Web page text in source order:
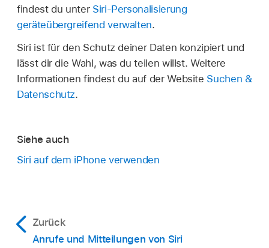
findest du unter Siri-Personalisierung
geräteübergreifend verwalten.
Siri ist für den Schutz deiner Daten konzipiert und
lässt dir die Wahl, was du teilen willst. Weitere
Informationen findest du auf der Website Suchen &
Datenschutz.
Siehe auch
Siri auf dem iPhone verwenden
Zurück
Anrufe und Mitteilungen von Siri